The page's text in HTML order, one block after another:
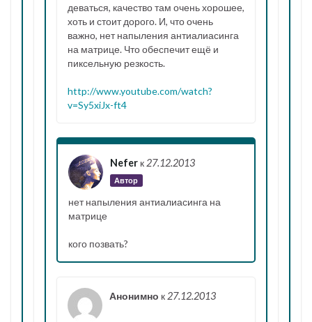
деваться, качество там очень хорошее,
хоть и стоит дорого. И, что очень
важно, нет напыления антиалиасинга
на матрице. Что обеспечит ещё и
пиксельную резкость.
http://www.youtube.com/watch?
v=Sy5xiJx-ft4
Nefer к 27.12.2013
Автор
нет напыления антиалиасинга на
матрице
кого позвать?
Анонимно к 27.12.2013